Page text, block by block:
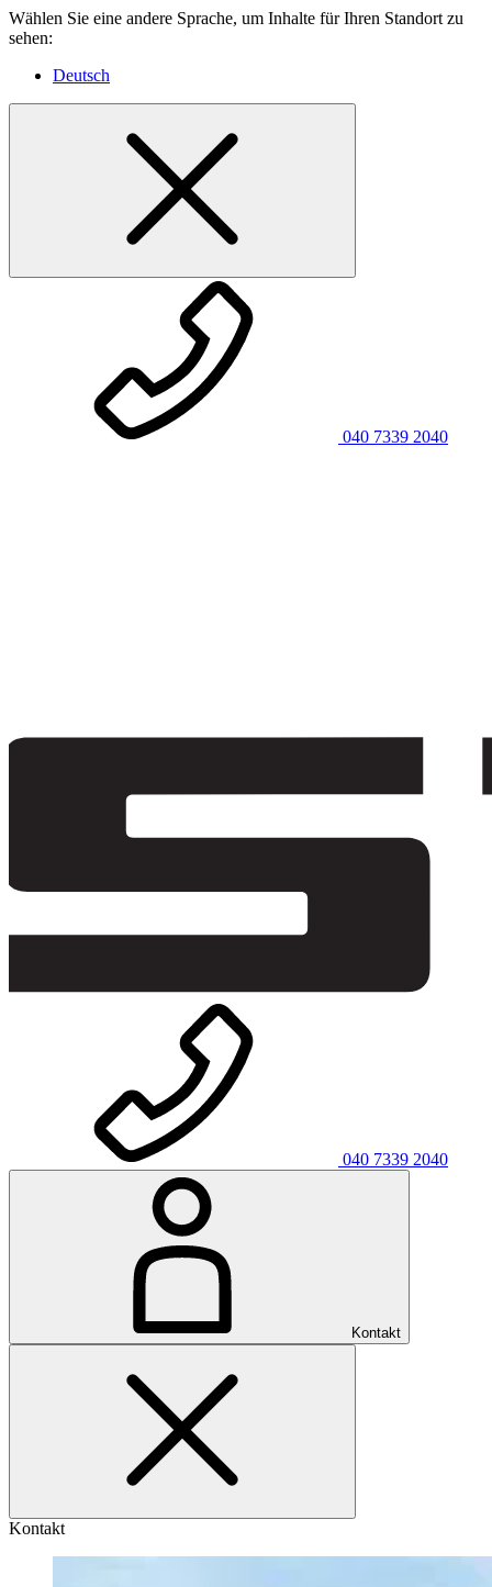
Wählen Sie eine andere Sprache, um Inhalte für Ihren Standort zu
sehen:
Deutsch
040 7339 2040
040 7339 2040
Kontakt
Kontakt